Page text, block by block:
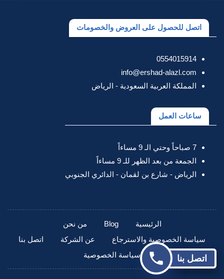
اتصل للحصول على العروض والخصومات
0554015914
info@ershad-alazl.com
المملكة العربية السعودية - الرياض
ساعات العمل
7 صباحاً وحتي الـ 9 مساءاً
الجمعة من بعد الظهر للـ 9 مساءاً
الرياض - شارع بن لقمان - الدائري الجنوبي
الرئيسية Blog
من نحن
سياسة الخصوصية والاسترجاع
عن الشركة
اتصل بنا
سياسة الخصوصية
اتصل بنا